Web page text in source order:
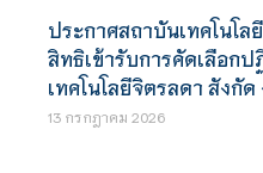
ประกาศสถาบันเทคโนโล
สิทธิเข้ารับการคัดเลือก
เทคโนโลยีจิตรลดา สังกั
13 กรกฎาคม 2026